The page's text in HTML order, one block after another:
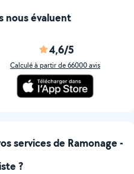
nous évaluent
4,6/5
Calculé à partir de 66000 avis
services de Ramonage -
?